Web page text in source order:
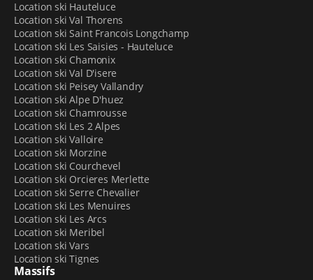
différentes catégories. Il y a bien sûr des
avec des modèles homme et femme qui permettent de
satisfaire les débutants comme celles et ceux qui ont
un niveau intermédiaire ou un très bon niveau. Les
amateurs defreestyle
adaptés pour réaliser de belles figures sur les modules
du Grand Massif.
Pour les enfants, nous disposons de
dès l’âge de 2 ans, ainsi que de catégories Junior et
Ado.
Vous êtes plutôt branché(e) snowboard ? Il y a
également de quoi vous satisfaire au sein de notre
offre de location, tant pour les jeunes que pour les
adultes.
Envie de vivre la montagne autrement que sur des skis
ou sur une planche ? Sport 2000 Ski Loc propose la
location en ligne de luges pour enfant et pour
Location ski Hauteluce
Location ski Val Thorens
Location ski Saint Francois Longchamp
Location ski Les Saisies - Hauteluce
Location ski Chamonix
Location ski Val D'isere
Location ski Peisey Vallandry
Location ski Alpe D'huez
Location ski Chamrousse
Location ski Les 2 Alpes
Location ski Valloire
Location ski Morzine
Location ski Courchevel
Location ski Orcieres Merlette
Location ski Serre Chevalier
Location ski Les Menuires
Location ski Les Arcs
Location ski Meribel
Location ski Vars
Location ski Tignes
Massifs